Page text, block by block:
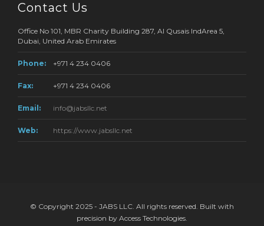
Contact Us
Office No 101, MBR Charity Building 287, Al Qusais IndArea 5,
Dubai, United Arab Emirates
Phone: +971 4 234 0406
Fax: +971 4 234 0406
Email: info@jabsllc.net
Web: https://www.jabsllc.net
© Copyright 2025 - JABS LLC. All rights reserved. Built with
precision by Access Technologies.